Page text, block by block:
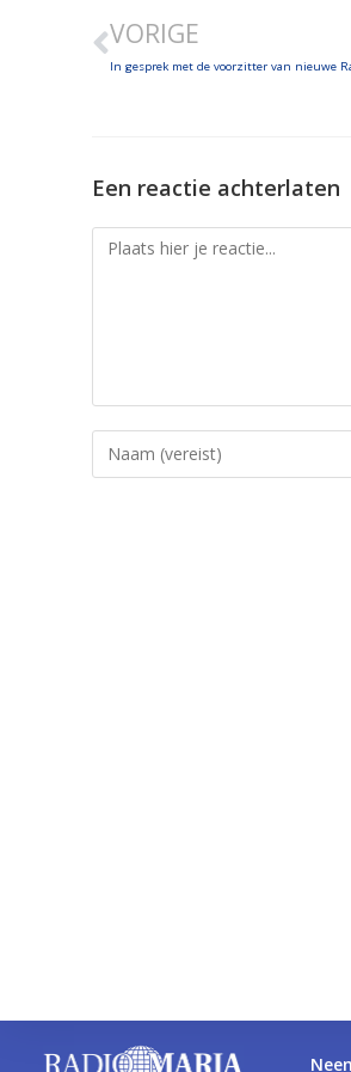
VORIGE
In gesprek met de voorzitter van nieuwe
Een reactie achterlaten